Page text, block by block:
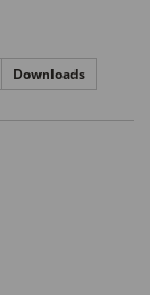
Downloads